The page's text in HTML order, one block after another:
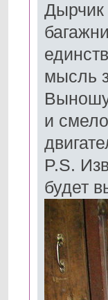
Дырчик
мысль
Выношу
и
P.S.
будет